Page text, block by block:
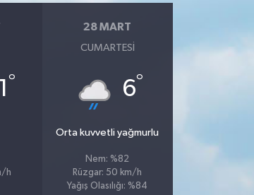
°
h
28 MART
CUMARTESI
6°
Orta kuvvetli yağmurlu
Nem: %82
Rüzgar: 50 km/h
Yağış Olasılığı: %84